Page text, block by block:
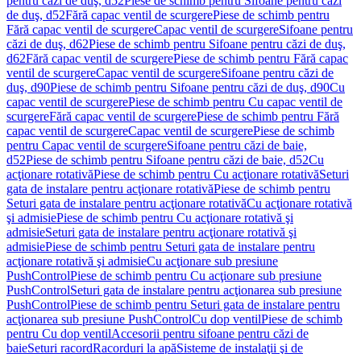
de duş, d52Fără capac ventil de scurgerePiese de schimb pentru
Fără capac ventil de scurgereCapac ventil de scurgereSifoane pentru
căzi de duş, d62Piese de schimb pentru Sifoane pentru căzi de duş,
d62Fără capac ventil de scurgerePiese de schimb pentru Fără capac
ventil de scurgereCapac ventil de scurgereSifoane pentru căzi de
duş, d90Piese de schimb pentru Sifoane pentru căzi de duş, d90Cu
capac ventil de scurgerePiese de schimb pentru Cu capac ventil de
scurgereFără capac ventil de scurgerePiese de schimb pentru Fără
capac ventil de scurgereCapac ventil de scurgerePiese de schimb
pentru Capac ventil de scurgereSifoane pentru căzi de baie,
d52Piese de schimb pentru Sifoane pentru căzi de baie, d52Cu
acţionare rotativăPiese de schimb pentru Cu acţionare rotativăSeturi
gata de instalare pentru acţionare rotativăPiese de schimb pentru
Seturi gata de instalare pentru acţionare rotativăCu acţionare rotativă
şi admisiePiese de schimb pentru Cu acţionare rotativă şi
admisieSeturi gata de instalare pentru acţionare rotativă şi
admisiePiese de schimb pentru Seturi gata de instalare pentru
acţionare rotativă şi admisieCu acţionare sub presiune
PushControlPiese de schimb pentru Cu acţionare sub presiune
PushControlSeturi gata de instalare pentru acţionarea sub presiune
PushControlPiese de schimb pentru Seturi gata de instalare pentru
acţionarea sub presiune PushControlCu dop ventilPiese de schimb
pentru Cu dop ventilAccesorii pentru sifoane pentru căzi de
baieSeturi racordRacorduri la apăSisteme de instalaţii şi de